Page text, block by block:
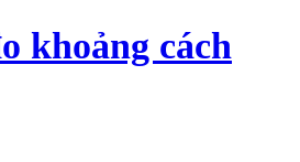
khoảng cách